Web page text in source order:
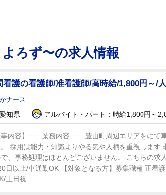
ており、「かわいいｗｗｗ」「社会の窓な
「いつ起動しているか分からない時がある
などの反応が寄せられた。ミチルさんは「
よろず〜の求人情報
看護の看護師/准看護師/高時給/1,800円～/
ナース
愛知県 アルバイト・パート：時給1,800円～
事内容】┈┈業務内容┈┈ 豊山町周辺エリアをにて
。 採用は能力・知識よりやる気や人柄を重視します
で、事務処理はほとんどございません。 こちらの求
日以上/車通勤OK 【対象となる方】募集職種 正看
土日祝...